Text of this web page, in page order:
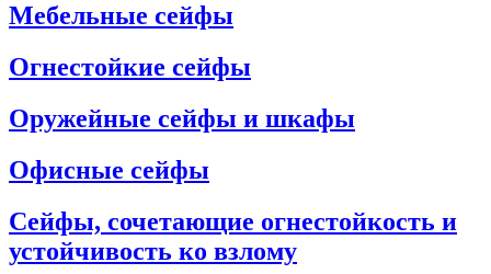
Мебельные сейфы
Огнестойкие сейфы
Оружейные сейфы и шкафы
Офисные сейфы
Сейфы, сочетающие огнестойкость и
устойчивость ко взлому